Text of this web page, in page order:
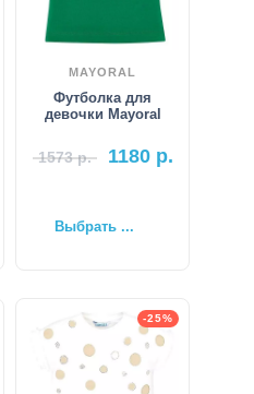
MAYORAL
Футболка для
девочки Mayoral
1573р. 1180р.
Выбрать ...
-25%